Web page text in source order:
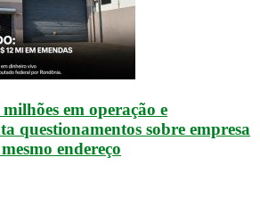
em operação e
questionamentos sobre empresa
endereço